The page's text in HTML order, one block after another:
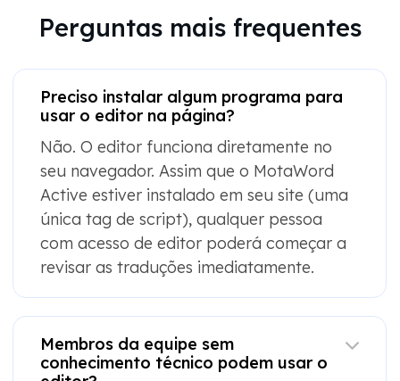
Perguntas mais frequentes
Preciso instalar algum programa para
usar o editor na página?
Não. O editor funciona diretamente no
seu navegador. Assim que o MotaWord
Active estiver instalado em seu site (uma
única tag de script), qualquer pessoa
com acesso de editor poderá começar a
revisar as traduções imediatamente.
Membros da equipe sem
conhecimento técnico podem usar o